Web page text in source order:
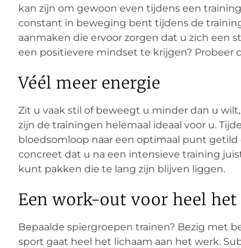
kan zijn om gewoon even tijdens een
constant in beweging bent tijdens de
aanmaken die ervoor zorgen dat u zich een
een positievere mindset te krijgen? Probeer
Véél meer energie
Zit u vaak stil of beweegt u minder dan u
zijn de trainingen helemaal ideaal voor u.
bloedsomloop naar een optimaal punt
concreet dat u na een intensieve training
kunt pakken die te lang zijn blijven liggen.
Een work-out voor heel
Bepaalde spiergroepen trainen? Bezig met
sport gaat heel het lichaam aan het werk.